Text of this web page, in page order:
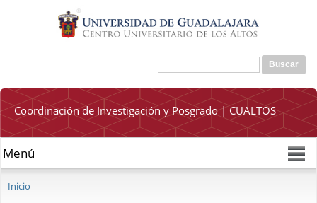
contenido
principal
Formulario de búsqueda
Buscar
Coordinación de Investigación y Posgrado | CUALTOS
Se encuentra usted aquí
Inicio